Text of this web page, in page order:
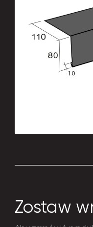
OPIS
Wszystko,
uzyskać
kształt Twojego
Zostaw